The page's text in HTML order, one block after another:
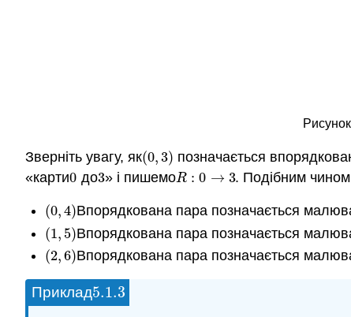
Рисунок
Зверніть увагу, як(0,3)
(0, 3) позначається
«карти0
0 до3
3» і пишемоR : 0 → 3
R: 0 →3 . Подібним
(0,4)
(0, 4) Впорядкована пара позначається
(1, 5)
(1, 5) Впорядкована пара позначається
(2,6)
(2, 6) Впорядкована пара позначається
Приклад5.1.3
5.1.3